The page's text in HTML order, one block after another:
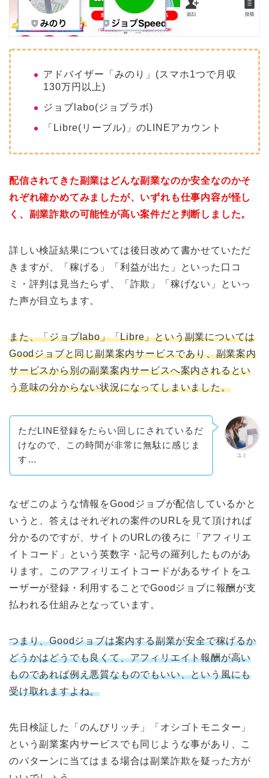
アドバイザー「みのり」(スマホ1つで月収
130万円以上)
ジョブlabo(ジョブラボ)
「Libre(リーブル)」のLINEアカウント
配信されてきた副業はどんな副業なのか安全なのかそ
れぞれ確かめてみましたが、いずれも仕事内容が怪し
く、副業詐欺の可能性が高い案件だと判断しました。
詳しい検証結果については後日改めて書かせていただ
きますが、「稼げる」「利益が出た」といった口コ
ミ・評判は見当たらず、「詐欺」「稼げない」といっ
た声が目立ちます。
また、「ジョブlabo」「Libre」という副業については
Goodジョブと同じ副業案内サービスであり、副業案内
サービスから別の副業案内サービスへ案内されるとい
う意味の分からない状況になってしまいました。
ユミ
ただLINE登録をたらい回しにされているだ
けなので、この時間が非常に無駄に感じま
す…
なぜこのような情報をGoodジョブが配信しているかと
いうと、答えはそれぞれの案件のURLを見て頂ければ
分かるのですが、サイトのURLの後ろに「アフィリエ
イトコード」という英数字・記号の羅列したものがあ
ります。このアフィリエイトコードがあるサイトをユ
ーザーが登録・利用することでGoodジョブに報酬が支
払われる仕組みとなっています。
つまり、Goodジョブは案内する副業が安全で稼げるか
どうかはどうでも良くて、アフィリエイト報酬が高い
ものであれば例え悪質なものでもいい、という風にも
受け取れますよね。
先日検証した「のんびリッチ」「オシゴトモニター」
という副業案内サービスでも同じような事があり、こ
のパターンに当てはまる場合は副業詐欺を疑った方が